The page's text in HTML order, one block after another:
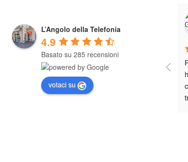
L’Angolo della Telefonia
4.9
Basato su 285 recensioni
votaci su